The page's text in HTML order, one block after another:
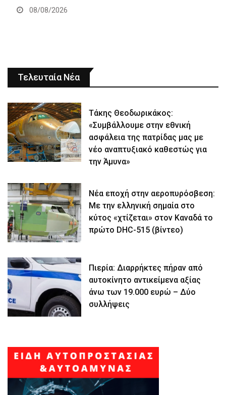
08/08/2026
Τελευταία Νέα
Τάκης Θεοδωρικάκος:
«Συμβάλλουμε στην εθνική
ασφάλεια της πατρίδας μας με
νέο αναπτυξιακό καθεστώς για
την Άμυνα»
Νέα εποχή στην αεροπυρόσβεση:
Με την ελληνική σημαία στο
κύτος «χτίζεται» στον Καναδά το
πρώτο DHC-515 (βίντεο)
Πιερία: Διαρρήκτες πήραν από
αυτοκίνητο αντικείμενα αξίας
άνω των 19.000 ευρώ – Δύο
συλλήψεις